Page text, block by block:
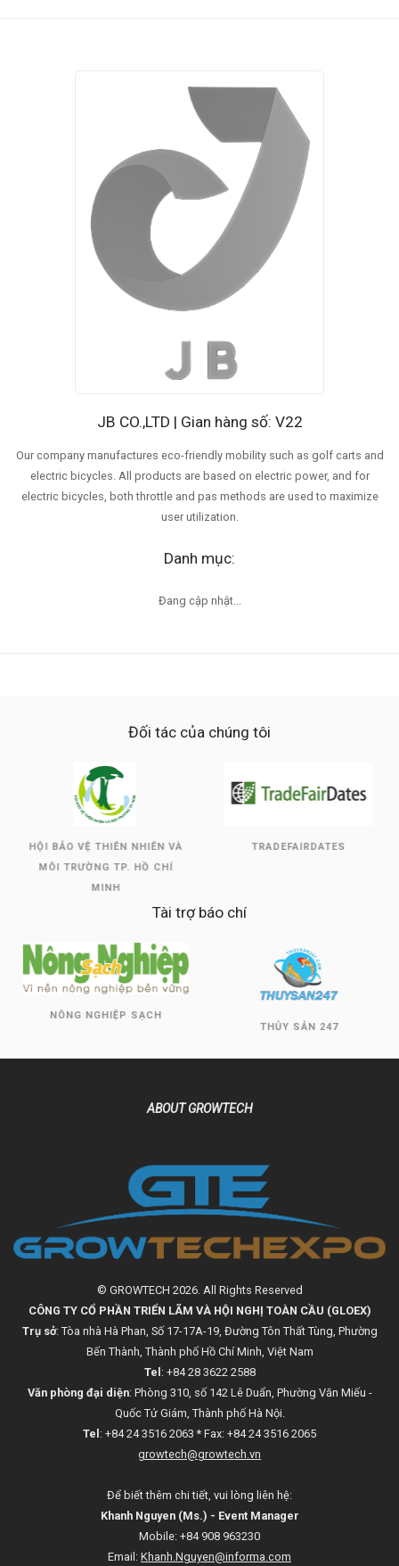
JB CO.,LTD | Gian hàng số: V22
Our company manufactures eco-friendly mobility such as golf carts and
electric bicycles. All products are based on electric power, and for
electric bicycles, both throttle and pas methods are used to maximize
user utilization.
Danh mục:
Đang cập nhật...
Đối tác của chúng tôi
HỘI BẢO VỆ THIÊN NHIÊN VÀ
MÔI TRƯỜNG TP. HỒ CHÍ
MINH
TRADEFAIRDATES
Tài trợ báo chí
NÔNG NGHIỆP SẠCH
THỦY SẢN 247
ABOUT GROWTECH
© GROWTECH 2026. All Rights Reserved
CÔNG TY CỔ PHẦN TRIỂN LÃM VÀ HỘI NGHỊ TOÀN CẦU (GLOEX)
Trụ sở: Tòa nhà Hà Phan, Số 17-17A-19, Đường Tôn Thất Tùng, Phường
Bến Thành, Thành phố Hồ Chí Minh, Việt Nam
Tel : +84 28 3622 2588
Văn phòng đại diện: Phòng 310, số 142 Lê Duẩn, Phường Văn Miếu -
Quốc Tử Giám, Thành phố Hà Nội.
Tel : +84 24 3516 2063 * Fax: +84 24 3516 2065
growtech@growtech.vn
Để biết thêm chi tiết, vui lòng liên hệ:
Khanh Nguyen (Ms.) - Event Manager
Mobile: +84 908 963230
Email: Khanh.Nguyen@informa.com